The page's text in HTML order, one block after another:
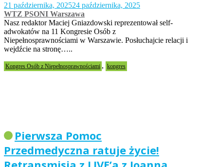
21 października, 202524 października, 2025
WTZ PSONI Warszawa
Nasz redaktor Maciej Gniazdowski reprezentował self-
adwokatów na 11 Kongresie Osób z
Niepełnosprawnościami w Warszawie. Posłuchajcie relacji i
wejdźcie na stronę…..
Kongres Osób z Niepełnosprawnościami , kongres
Pierwsza Pomoc
Przedmedyczna ratuje życie!